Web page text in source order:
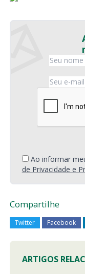
Ao informar
de Privacidade e
Compartilhe
Twitter Facebook
ARTIGOS